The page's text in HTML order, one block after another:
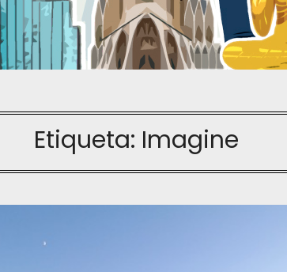
Etiqueta: Imagine